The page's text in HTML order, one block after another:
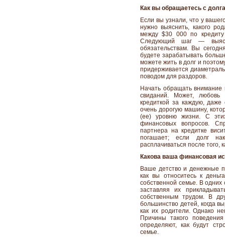
Как вы обращаетесь с
Если вы узнали, что у
нужно выяснить, какого
между $30 000 по
Следующий шаг —
обязательствам. Вы
будете зарабатывать
можете жить в долг и
придерживается
поводом для раздоров.
Начать обращать
свиданий. Может, любовь
кредиткой за каждую,
очень дорогую машину,
(ее) уровню жизни. С
финансовых вопросов.
партнера на кредитке
погашает; если долг
расплачиваться после того,
Какова ваша финансовая
Ваше детство и денежные
как вы относитесь к
собственной семье. В
заставляя их
собственным трудом. В
большинство детей, когда
как их родители. Однако
Причины такого
определяют, как будут
семье.